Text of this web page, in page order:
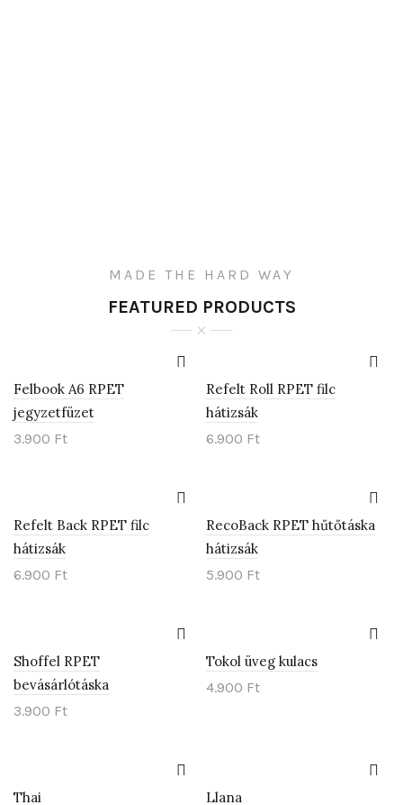
MADE THE HARD WAY
FEATURED PRODUCTS
Felbook A6 RPET
jegyzetfüzet
3.900 Ft
Refelt Roll RPET filc
hátizsák
6.900 Ft
Refelt Back RPET filc
hátizsák
6.900 Ft
RecoBack RPET hűtőtáska
hátizsák
5.900 Ft
Shoffel RPET
bevásárlótáska
3.900 Ft
Tokol üveg kulacs
4.900 Ft
Thai Llana